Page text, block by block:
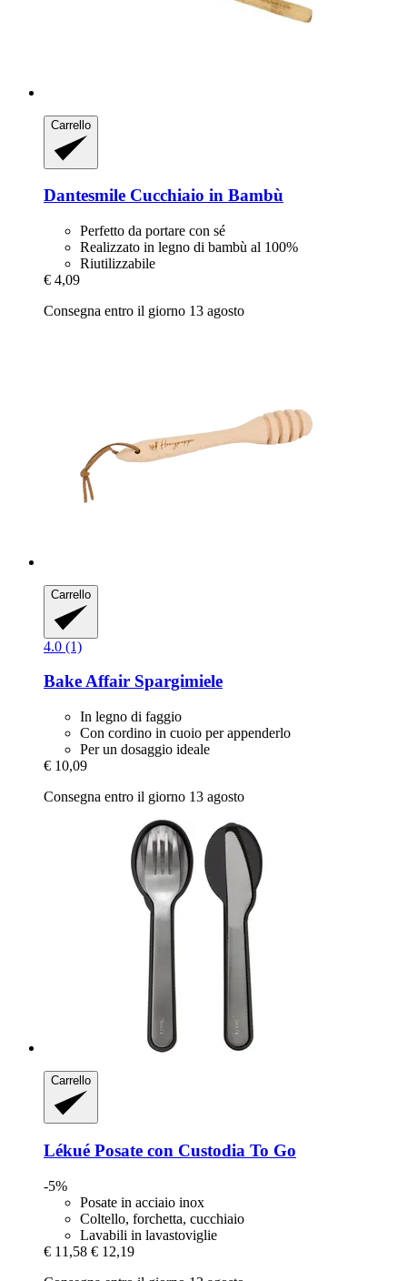
Carrello
Dantesmile Cucchiaio in Bambù
Perfetto da portare con sé
Realizzato in legno di bambù al 100%
Riutilizzabile
€ 4,09
Consegna entro il giorno 13 agosto
Carrello
4.0 (1)
Bake Affair Spargimiele
In legno di faggio
Con cordino in cuoio per appenderlo
Per un dosaggio ideale
€ 10,09
Consegna entro il giorno 13 agosto
Carrello
Lékué Posate con Custodia To Go
-5%
Posate in acciaio inox
Coltello, forchetta, cucchiaio
Lavabili in lavastoviglie
€ 11,58 € 12,19